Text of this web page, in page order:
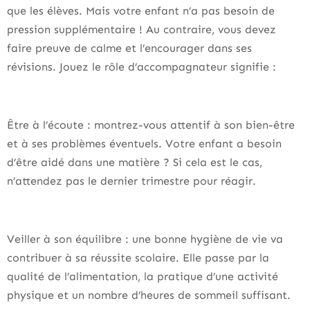
que les élèves. Mais votre enfant n’a pas besoin de
pression supplémentaire ! Au contraire, vous devez
faire preuve de calme et l’encourager dans ses
révisions. Jouez le rôle d’accompagnateur signifie :
Être à l’écoute : montrez-vous attentif à son bien-être
et à ses problèmes éventuels. Votre enfant a besoin
d’être aidé dans une matière ? Si cela est le cas,
n’attendez pas le dernier trimestre pour réagir.
Veiller à son équilibre : une bonne hygiène de vie va
contribuer à sa réussite scolaire. Elle passe par la
qualité de l’alimentation, la pratique d’une activité
physique et un nombre d’heures de sommeil suffisant.